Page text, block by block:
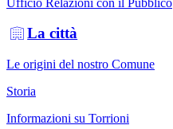
La città
Le origini del nostro Comune
Storia
Informazioni su Torrioni